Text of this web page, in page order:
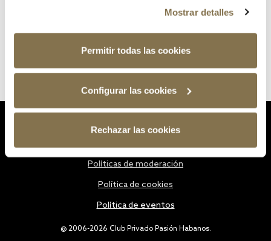
Mostrar detalles
Permitir todas las cookies
Configurar las cookies
Rechazar las cookies
@ 2006-2026 Club Privado Pasión Habanos.
Políticas de moderación
Política de cookies
Política de eventos